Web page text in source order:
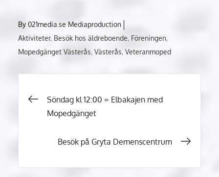
By021media.se Mediaproduction
Aktiviteter Besök hos äldreboende Föreningen
Mopedgänget Västerås Västerås Veteranmoped
Inläggsnavigering
Söndag kl 12:00 = Elbakajen med
Mopedgänget
Besök på Gryta Demenscentrum